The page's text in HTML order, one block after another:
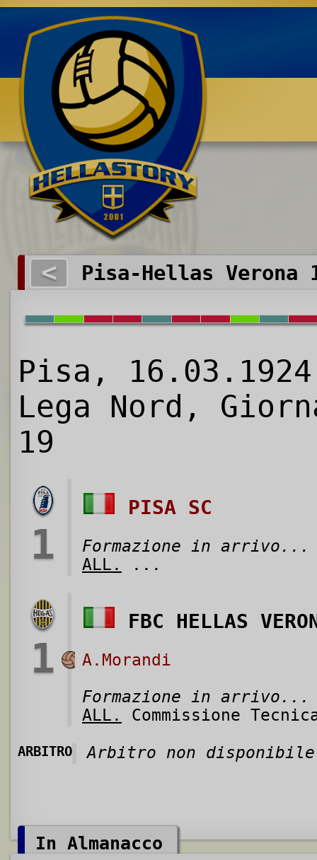
Benvenuti su HELLASTORY.net
< Pisa-Hellas Verona
Pisa,
Lega Nord,
19
1
PISA SC
Formazione in arrivo...
ALL.
...
1
FBC HELLAS
A.Morandi
Formazione in arrivo...
ALL.
Commissione
ARBITRO Arbitro non disponibile
In Almanacco